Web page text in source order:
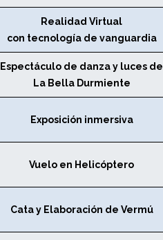
Realidad Virtual
con tecnología de vanguardia
Espectáculo de danza y luces de
La Bella Durmiente
Exposición inmersiva
Vuelo en Helicóptero
Cata y Elaboración de Vermú